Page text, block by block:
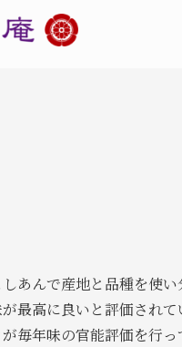
あんで産地と品種を使
最高に良いと評価され
毎年味の官能評価を行